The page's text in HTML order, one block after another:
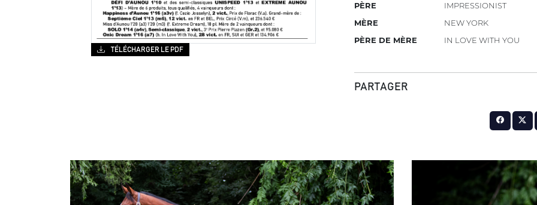
PÈRE
IMPRESSIONIST
MÈRE
NEW YORK
PÈRE DE MÈRE
IN LOVE WITH YOU
PARTAGER
TÉLÉCHARGER LE PDF